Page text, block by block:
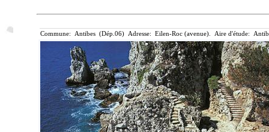
Commune: Antibes (Dép.06) Adresse: Eilen-Roc (avenue). Aire d'étude: